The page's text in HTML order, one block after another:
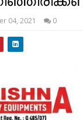
04, 2021 0